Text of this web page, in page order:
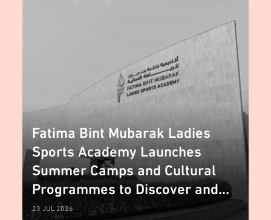
Fatima Bint Mubarak Ladies
Sports Academy Launches
Summer Camps and Cultural
Programmes to Discover and
Empower Emerging Talent
23 JUL 2026